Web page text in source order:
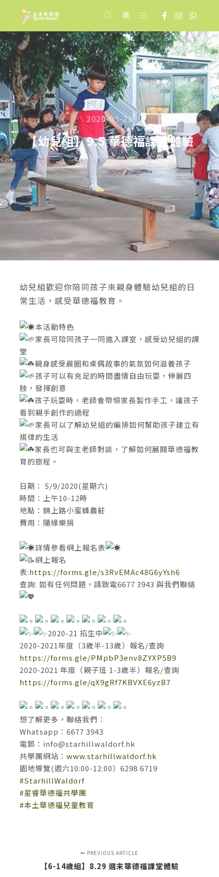
2020-08-23
【幼兒組】9.5 華德福課堂體驗
幼兒組歡迎你陪同孩子來親身體驗幼兒組的日
常生活，感受華德福教育。
本活動特色
家長可陪同孩子一同進入課室，感受幼兒組的課
堂
親身感受晨圈和桌偶故事的氣氛如何滋養孩子
孩子可以有充足的時間盡情自由玩耍，伸展四
肢，發揮創意
孩子玩耍時，老師會帶領家長製作手工，讓孩子
看到親手創作的過程
家長可以了解幼兒組的編排如何幫助孩子建立有
規律的生活
家長也可與主老師對談，了解如何展開華德福教
育的旅程。
日期： 5/9/2020(星期六)
時間：上午10-12時
地點：錦上路小蜜蜂農莊
費用：隨緣樂捐
詳情參看網上報名表
網上報名
表:https://forms.gle/s3RvEMAc48G6yYsh6
查詢: 如有任何問題，請致電6677 3943 與我們聯絡
2020-21 招生中
2020-2021年度（3歲半-13歲）報名/查詢
https://forms.gle/PMpbP3env8ZYXP5B9
2020-2021 年度（親子班 1-3歲半）報名/查詢
https://forms.gle/qX9gRf7KBVXE6yzB7
想了解更多，聯絡我們：
Whatsapp：6677 3943
電郵： info@starhillwaldorf.hk
共學團網站： www.starhillwaldorf.hk
園地導覽(週六10:00-12:00）6298 6719
#StarhillWaldorf
#星睿華德福共學團
#本土華德福兒童教育
PREVIOUS ARTICLE
【6-14歲組】8.29 週末華德福課堂體驗